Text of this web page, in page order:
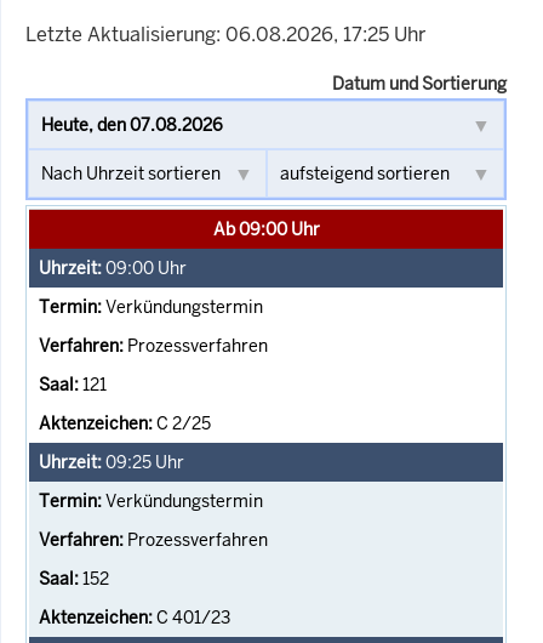
Letzte Aktualisierung: 06.08.2026, 17:25 Uhr
Datum und Sortierung
Ab 09:00 Uhr
09:00 Uhr
Verkündungstermin
Prozessverfahren
121
C 2/25
09:25 Uhr
Verkündungstermin
Prozessverfahren
152
C 401/23